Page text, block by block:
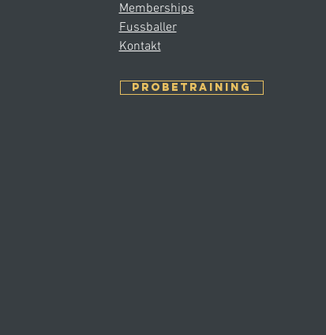
Memberships
Fussballer
Kontakt
Probetraining